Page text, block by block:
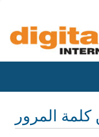
كلمة المرور